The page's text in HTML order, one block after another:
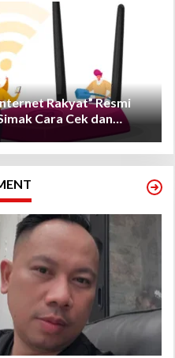
Rakyat” Resmi
Cara Cek dan